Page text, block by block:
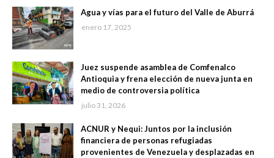
Agua y vías para el futuro del Valle de Aburrá
enero 17, 2025
Juez suspende asamblea de Comfenalco
Antioquia y frena elección de nueva junta en
medio de controversia política
julio 31, 2026
ACNUR y Nequi: Juntos por la inclusión
financiera de personas refugiadas
provenientes de Venezuela y desplazadas en